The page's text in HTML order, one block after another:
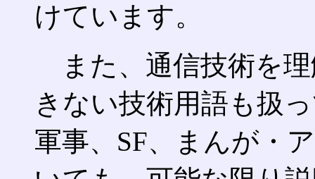
けています。
また、通信技術を
きない技術用語も扱
軍事、SF、まんが・